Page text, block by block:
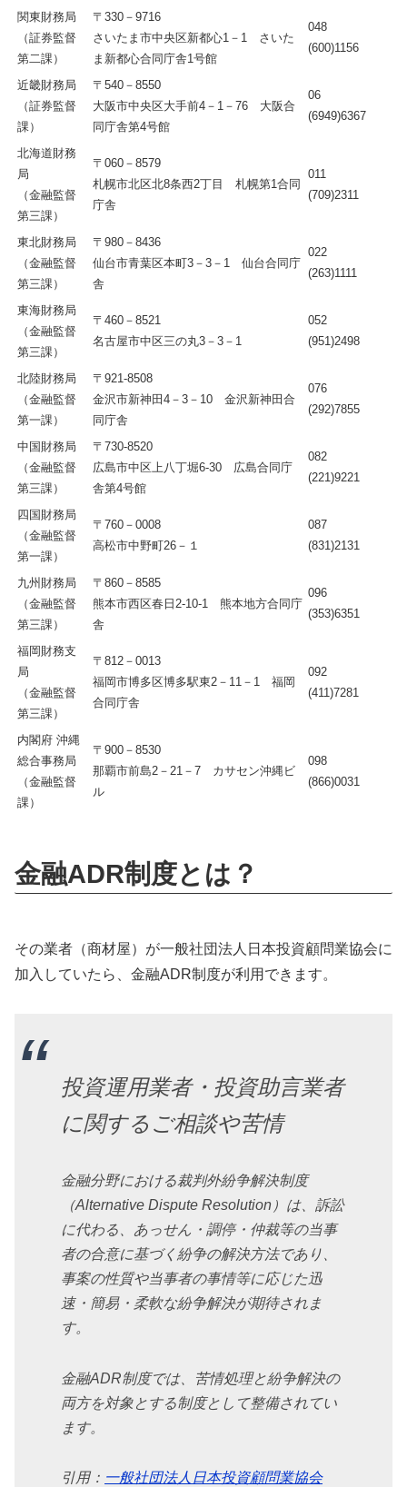
関東財務局
（証券監督
第二課）
〒330－9716
さいたま市中央区新都心1－1 さいた
ま新都心合同庁舎1号館
048
(600)1156
近畿財務局
（証券監督
課）
〒540－8550
大阪市中央区大手前4－1－76 大阪合
同庁舎第4号館
06
(6949)6367
北海道財務
局
（金融監督
第三課）
〒060－8579
札幌市北区北8条西2丁目 札幌第1合同
庁舎
011
(709)2311
東北財務局
（金融監督
第三課）
〒980－8436
仙台市青葉区本町3－3－1 仙台合同庁
舎
022
(263)1111
東海財務局
（金融監督
第三課）
〒460－8521
名古屋市中区三の丸3－3－1
052
(951)2498
北陸財務局
（金融監督
第一課）
〒921-8508
金沢市新神田4－3－10 金沢新神田合
同庁舎
076
(292)7855
中国財務局
（金融監督
第三課）
〒730-8520
広島市中区上八丁堀6-30 広島合同庁
舎第4号館
082
(221)9221
四国財務局
（金融監督
第一課）
〒760－0008
高松市中野町26－１
087
(831)2131
九州財務局
（金融監督
第三課）
〒860－8585
熊本市西区春日2-10-1 熊本地方合同庁
舎
096
(353)6351
福岡財務支
局
（金融監督
第三課）
〒812－0013
福岡市博多区博多駅東2－11－1 福岡
合同庁舎
092
(411)7281
内閣府 沖縄
総合事務局
（金融監督
課）
〒900－8530
那覇市前島2－21－7 カサセン沖縄ビ
ル
098
(866)0031
金融ADR制度とは？
その業者（商材屋）が一般社団法人日本投資顧問業協会に
加入していたら、金融ADR制度が利用できます。
投資運用業者・投資助言業者
に関するご相談や苦情
金融分野における裁判外紛争解決制度
（Alternative Dispute Resolution）は、訴訟
に代わる、あっせん・調停・仲裁等の当事
者の合意に基づく紛争の解決方法であり、
事案の性質や当事者の事情等に応じた迅
速・簡易・柔軟な紛争解決が期待されま
す。
金融ADR制度では、苦情処理と紛争解決の
両方を対象とする制度として整備されてい
ます。
引用： 一般社団法人日本投資顧問業協会